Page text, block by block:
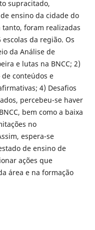
supracitado,
ensino da cidade do
tanto, foram realizadas
da região. Os
da Análise de
e lutas na BNCC; 2)
conteúdos e
4) Desafios
percebeu-se haver
bem como a baixa
no
espera-se
de ensino de
ações que
área e na formação